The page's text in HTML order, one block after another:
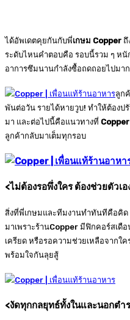
ได้อัพเดตคุยกันกับพี่เกษม Copper ถึ
ระดับไหนคำตอบคือ รอบนี้รวม ๆ หนั
อาการซึมนานกำลังซื้อถดถอยไปมา
ลูก
พันต่อวัน รายได้หายวูบ! ทำให้ต้องป
มา และต่อไปนี้คือแนวทางที่
ลูกค้ากลับมาเต็มทุกรอบ
<ไม่ต้องรอพึ่งใคร ต้องช่วยตัวเ
สิ่งที่พี่เกษมและทีมงานทำทันทีคือคิด
มาเพราะร้านCopper มีฟิกคอร์สเดื
เครียด หรือรอความช่วยเหลือจาก
พร้อมใจกันลุยสู้
<งัดทุกกลยุทธ์ทั้งในและนอกตำ